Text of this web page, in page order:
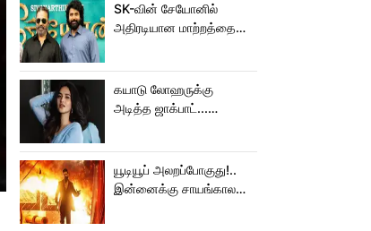
SK-வின் சேயோனில்
அதிரடியான மாற்றத்தை
கயாடு லோஹருக்கு
அடித்த ஜாக்பாட்...
யூடியூப் அலறப்போகுது!..
இன்னைக்கு சாயங்காலம்